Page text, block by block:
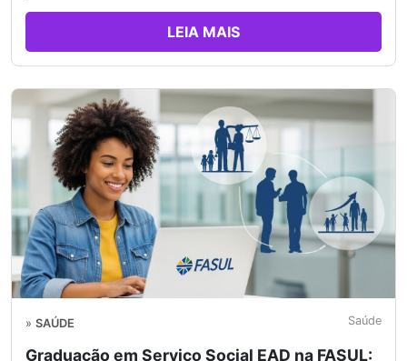
LEIA MAIS
» SAÚDE Saúde
Graduação em Serviço Social EAD na FASUL: